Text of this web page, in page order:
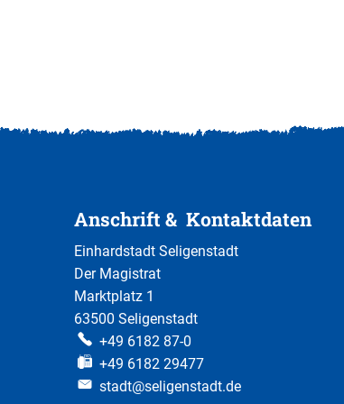
Anschrift & Kontaktdaten
Einhardstadt Seligenstadt
Der Magistrat
Marktplatz 1
63500 Seligenstadt
+49 6182 87-0
+49 6182 29477
stadt@seligenstadt.de